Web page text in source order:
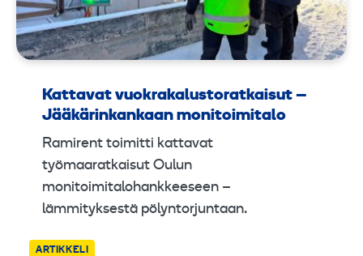
Kattavat vuokrakalustoratkaisut –
Jääkärinkankaan monitoimitalo
Ramirent toimitti kattavat
työmaaratkaisut Oulun
monitoimitalohankkeeseen –
lämmityksestä pölyntorjuntaan.
ARTIKKELI